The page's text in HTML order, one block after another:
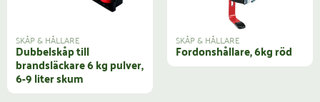
SKÅP & HÅLLARE
Dubbelskåp till
brandsläckare 6 kg pulver,
6-9 liter skum
SKÅP & HÅLLARE
Fordonshållare, 6kg röd